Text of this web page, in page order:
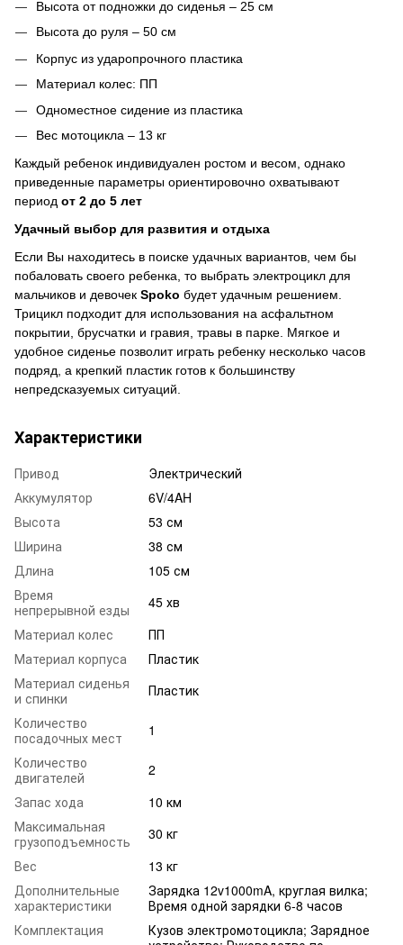
Высота от подножки до сиденья – 25 см
Высота до руля – 50 см
Корпус из ударопрочного пластика
Материал колес: ПП
Одноместное сидение из пластика
Вес мотоцикла – 13 кг
Каждый ребенок индивидуален ростом и весом, однако
приведенные параметры ориентировочно охватывают
период от 2 до 5 лет
Удачный выбор для развития и отдыха
Если Вы находитесь в поиске удачных вариантов, чем бы
побаловать своего ребенка, то выбрать электроцикл для
мальчиков и девочек Spoko будет удачным решением.
Трицикл подходит для использования на асфальтном
покрытии, брусчатки и гравия, травы в парке. Мягкое и
удобное сиденье позволит играть ребенку несколько часов
подряд, а крепкий пластик готов к большинству
непредсказуемых ситуаций.
Характеристики
Привод
Электрический
Аккумулятор
6V/4AH
Высота
53 см
Ширина
38 см
Длина
105 см
Время
непрерывной езды
45 хв
Материал колес
ПП
Материал корпуса
Пластик
Материал сиденья
и спинки
Пластик
Количество
посадочных мест
1
Количество
двигателей
2
Запас хода
10 км
Максимальная
грузоподъемность
30 кг
Вес
13 кг
Дополнительные
характеристики
Зарядка 12v1000mA, круглая вилка;
Время одной зарядки 6-8 часов
Комплектация
Кузов электромотоцикла; Зарядное